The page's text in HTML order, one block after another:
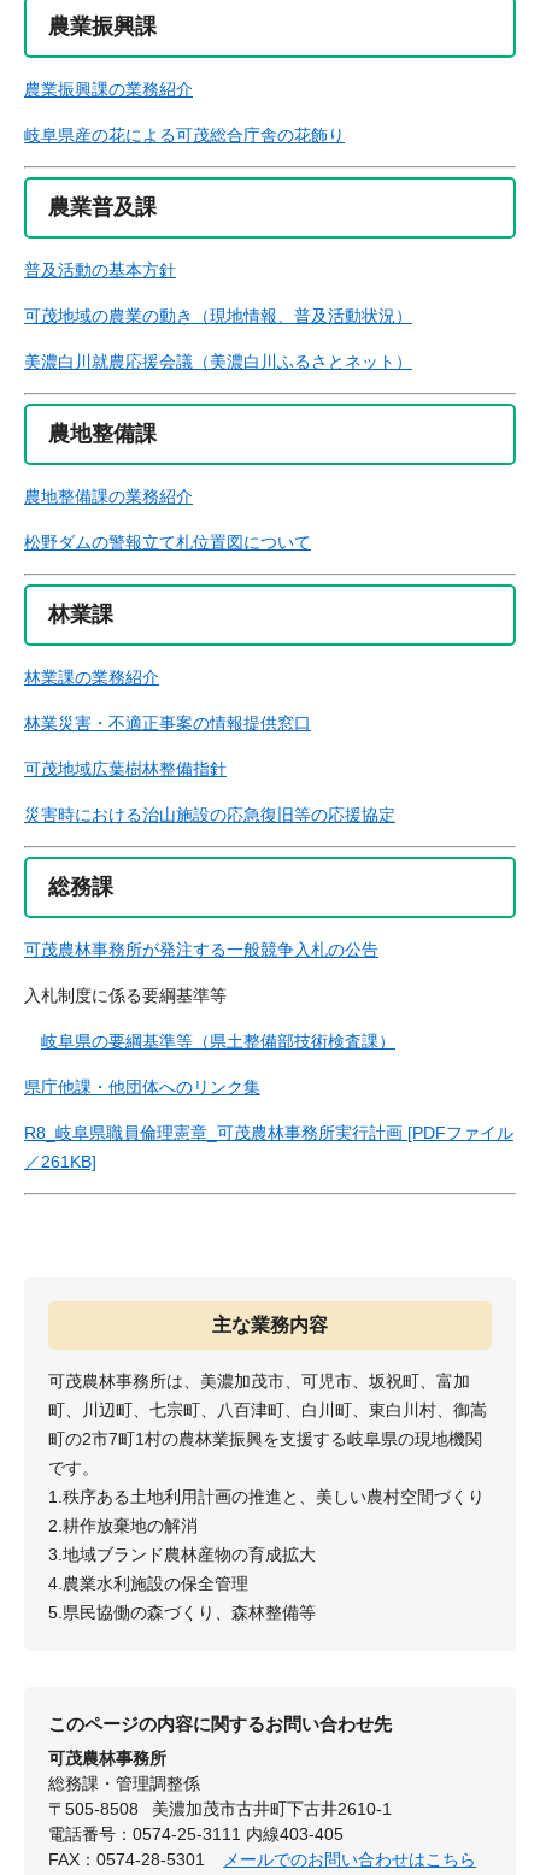
農業振興課
農業振興課の業務紹介
岐阜県産の花による可茂総合庁舎の花飾り
農業普及課
普及活動の基本方針
可茂地域の農業の動き（現地情報、普及活動状況）
美濃白川就農応援会議（美濃白川ふるさとネット）
農地整備課
農地整備課の業務紹介
松野ダムの警報立て札位置図について
林業課
林業課の業務紹介
林業災害・不適正事案の情報提供窓口
可茂地域広葉樹林整備指針
災害時における治山施設の応急復旧等の応援協定
総務課
可茂農林事務所が発注する一般競争入札の公告
入札制度に係る要綱基準等
岐阜県の要綱基準等（県土整備部技術検査課）
県庁他課・他団体へのリンク集
R8_岐阜県職員倫理憲章_可茂農林事務所実行計画 [PDFファイル
／261KB]
主な業務内容
可茂農林事務所は、美濃加茂市、可児市、坂祝町、富加
町、川辺町、七宗町、八百津町、白川町、東白川村、御嵩
町の2市7町1村の農林業振興を支援する岐阜県の現地機関
です。
1.秩序ある土地利用計画の推進と、美しい農村空間づくり
2.耕作放棄地の解消
3.地域ブランド農林産物の育成拡大
4.農業水利施設の保全管理
5.県民協働の森づくり、森林整備等
このページの内容に関するお問い合わせ先
可茂農林事務所
総務課・管理調整係
〒505-8508
美濃加茂市古井町下古井2610-1
電話番号：0574-25-3111 内線403-405
FAX：0574-28-5301
メールでのお問い合わせはこちら